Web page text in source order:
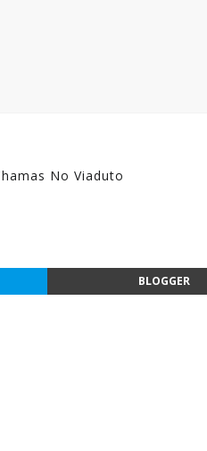
No Viaduto
BLOGGER